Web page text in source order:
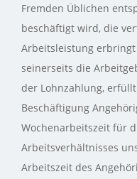
Fremden Üblichen
beschäftigt wird, die
Arbeitsleistung
seinerseits die
der Lohnzahlung,
Beschäftigung
Wochenarbeitszeit für
Arbeitsverhältnisses
Arbeitszeit des